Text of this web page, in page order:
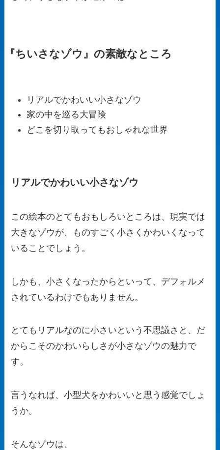
『ちいさなゾウ』の素敵なところ
リアルでかわいい小さなゾウ
家の中を巡る大冒険
どこを切り取ってもおしゃれな世界
リアルでかわいい小さなゾウ
この絵本のとてもおもしろいところは、現実では
大きなゾウが、ものすごく小さくかわいくなって
いることでしょう。
しかも、小さくなったからといって、デフォルメ
されているわけでもありません。
とてもリアルなのに小さいという不思議さと、だ
からこそのかわいらしさが小さなゾウの魅力で
す。
言うなれば、小型犬をかわいいと思う感覚でしょ
うか。
そんなゾウは、